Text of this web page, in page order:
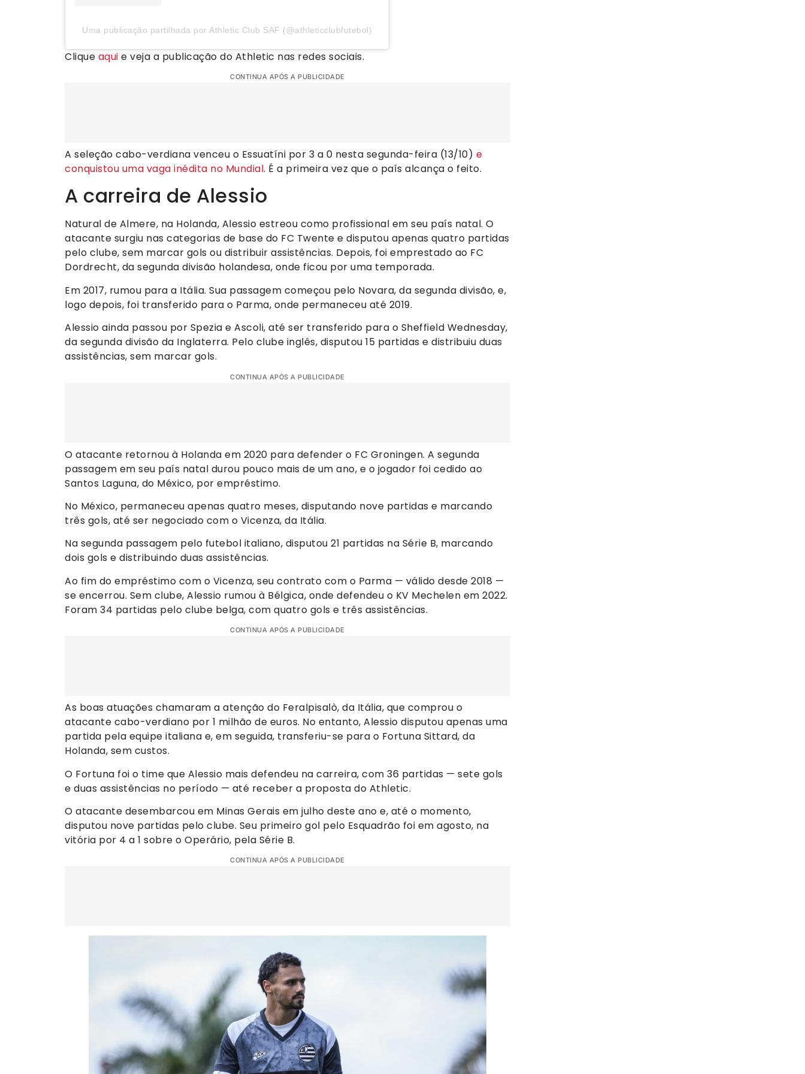
Uma publicação partilhada por Athletic Club SAF (@athleticclubfutebol)
Clique aqui e veja a publicação do Athletic nas redes sociais.
CONTINUA APÓS A PUBLICIDADE
A seleção cabo-verdiana venceu o Essuatíni por 3 a 0 nesta segunda-feira (13/10) e
conquistou uma vaga inédita no Mundial. É a primeira vez que o país alcança o feito.
A carreira de Alessio
Natural de Almere, na Holanda, Alessio estreou como profissional em seu país natal. O
atacante surgiu nas categorias de base do FC Twente e disputou apenas quatro partidas
pelo clube, sem marcar gols ou distribuir assistências. Depois, foi emprestado ao FC
Dordrecht, da segunda divisão holandesa, onde ficou por uma temporada.
Em 2017, rumou para a Itália. Sua passagem começou pelo Novara, da segunda divisão, e,
logo depois, foi transferido para o Parma, onde permaneceu até 2019.
Alessio ainda passou por Spezia e Ascoli, até ser transferido para o Sheffield Wednesday,
da segunda divisão da Inglaterra. Pelo clube inglês, disputou 15 partidas e distribuiu duas
assistências, sem marcar gols.
CONTINUA APÓS A PUBLICIDADE
O atacante retornou à Holanda em 2020 para defender o FC Groningen. A segunda
passagem em seu país natal durou pouco mais de um ano, e o jogador foi cedido ao
Santos Laguna, do México, por empréstimo.
No México, permaneceu apenas quatro meses, disputando nove partidas e marcando
três gols, até ser negociado com o Vicenza, da Itália.
Na segunda passagem pelo futebol italiano, disputou 21 partidas na Série B, marcando
dois gols e distribuindo duas assistências.
Ao fim do empréstimo com o Vicenza, seu contrato com o Parma — válido desde 2018 —
se encerrou. Sem clube, Alessio rumou à Bélgica, onde defendeu o KV Mechelen em 2022.
Foram 34 partidas pelo clube belga, com quatro gols e três assistências.
CONTINUA APÓS A PUBLICIDADE
As boas atuações chamaram a atenção do Feralpisalò, da Itália, que comprou o
atacante cabo-verdiano por 1 milhão de euros. No entanto, Alessio disputou apenas uma
partida pela equipe italiana e, em seguida, transferiu-se para o Fortuna Sittard, da
Holanda, sem custos.
O Fortuna foi o time que Alessio mais defendeu na carreira, com 36 partidas — sete gols
e duas assistências no período — até receber a proposta do Athletic.
O atacante desembarcou em Minas Gerais em julho deste ano e, até o momento,
disputou nove partidas pelo clube. Seu primeiro gol pelo Esquadrão foi em agosto, na
vitória por 4 a 1 sobre o Operário, pela Série B.
CONTINUA APÓS A PUBLICIDADE